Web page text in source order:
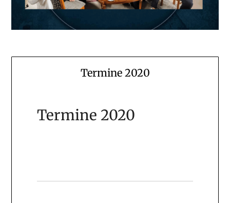
Termine 2020
Termine 2020